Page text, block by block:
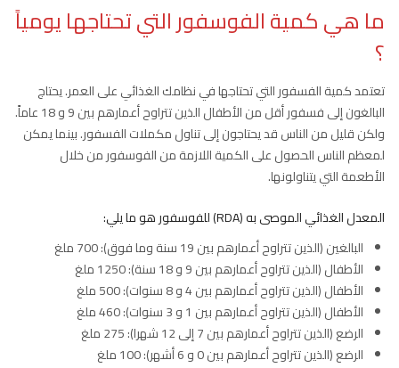
ما هي كمية الفوسفور التي تحتاجها يومياً
؟
تعتمد كمية الفسفور التي تحتاجها في نظامك الغذائي على العمر. يحتاج
البالغون إلى فسفور أقل من الأطفال الذين تتراوح أعمارهم بين 9 و 18 عاماً.
ولكن قليل من الناس قد يحتاجون إلى تناول مكملات الفسفور. بينما يمكن
لمعظم الناس الحصول على الكمية اللازمة من الفوسفور من خلال
الأطعمة التي يتناولونها.
المعدل الغذائي الموصى به (RDA) للفوسفور هو ما يلي:
البالغين (الذين تتراوح أعمارهم بين 19 سنة وما فوق): 700 ملغ
الأطفال (الذين تتراوح أعمارهم بين 9 و 18 سنة): 1250 ملغ
الأطفال (الذين تتراوح أعمارهم بين 4 و 8 سنوات): 500 ملغ
الأطفال (الذين تتراوح أعمارهم بين 1 و 3 سنوات): 460 ملغ
الرضع (الذين تتراوح أعمارهم بين 7 إلى 12 شهرا): 275 ملغ
الرضع (الذين تتراوح أعمارهم بين 0 و 6 أشهر): 100 ملغ